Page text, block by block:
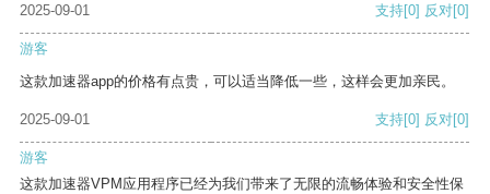
2025-09-01
支持[0] 反对[0]
游客
这款加速器app的价格有点贵，可以适当降低一些，这样会更加亲民。
2025-09-01 支持[0] 反对[0]
游客
这款加速器VPM应用程序已经为我们带来了无限的流畅体验和安全性保